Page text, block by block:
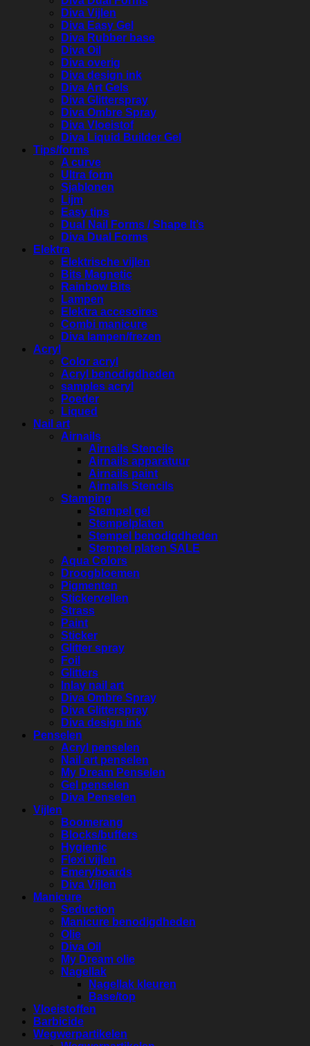
Diva Vijlen
Diva Easy Gel
Diva Rubber base
Diva Oil
Diva overig
Diva design ink
Diva Art Gels
Diva Glitterspray
Diva Ombre Spray
Diva Vloeistof
Diva Liquid Builder Gel
Tips/forms
A curve
Ultra form
Sjablonen
Lijm
Easy tips
Dual Nail Forms / Shape It’s
Diva Dual Forms
Elektra
Elektrische vijlen
Bits Magnetic
Rainbow Bits
Lampen
Elektra accesoires
Combi manicure
Diva lampen/frezen
Acryl
Color acryl
Acryl benodigdheden
samples acryl
Poeder
Liqued
Nail art
Airnails
Airnails Stencils
Airnails apparatuur
Airnails paint
Airnails Stencils
Stamping
Stempel gel
Stempelplaten
Stempel benodigdheden
Stempel platen SALE
Aqua Colors
Droogbloemen
Pigmenten
Stickervellen
Strass
Paint
Sticker
Glitter spray
Foil
Glitters
Inlay nail art
Diva Ombre Spray
Diva Glitterspray
Diva design ink
Penselen
Acryl penselen
Nail art penselen
My Dream Penselen
Gel penselen
Diva Penselen
Vijlen
Boomerang
Blocks/buffers
Hygienic
Flexi vijlen
Emeryboards
Diva Vijlen
Manicure
Seduction
Manicure benodigdheden
Olie
Diva Oil
My Dream olie
Nagellak
Nagellak kleuren
Base/top
Vloeistoffen
Barbicide
Wegwerpartikelen